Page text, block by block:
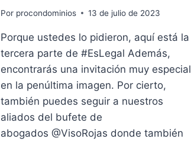
Por procondominios 13 de julio de 2023
Porque ustedes lo pidieron, aquí está la
tercera parte de #EsLegal Además,
encontrarás una invitación muy especial
en la penúltima imagen. Por cierto,
también puedes seguir a nuestros
aliados del bufete de
abogados @VisoRojas donde también